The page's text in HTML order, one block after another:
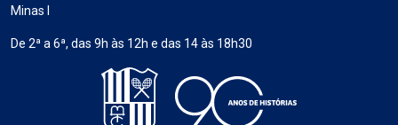
Minas I
De 2ª a 6ª, das 9h às 12h e das 14 às 18h30